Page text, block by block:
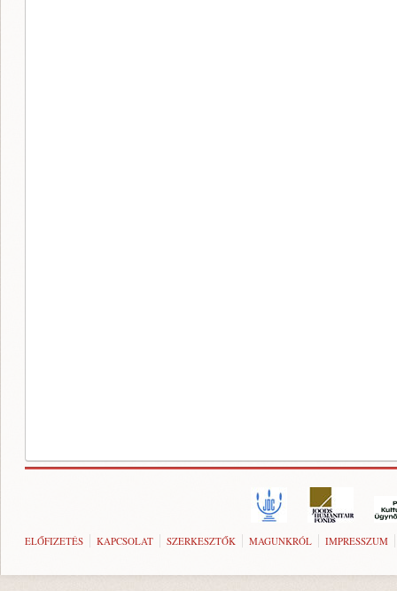
ELŐFIZETÉS KAPCSOLAT SZERKESZTŐK MAGUNKRÓL IMPRESSZUM